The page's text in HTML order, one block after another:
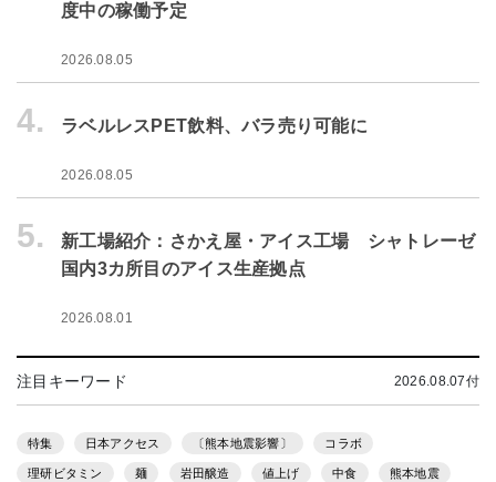
度中の稼働予定
2026.08.05
4. ラベルレスPET飲料、バラ売り可能に
2026.08.05
5.
新工場紹介：さかえ屋・アイス工場 シャトレーゼ
国内3カ所目のアイス生産拠点
2026.08.01
注目キーワード 2026.08.07付
特集 日本アクセス 〔熊本地震影響〕 コラボ
理研ビタミン 麺 岩田醸造 値上げ 中食 熊本地震